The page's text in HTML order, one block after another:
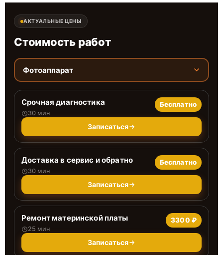
АКТУАЛЬНЫЕ ЦЕНЫ
Стоимость работ
Фотоаппарат
Срочная диагностика
30 мин
Бесплатно
Записаться
Доставка в сервис и обратно
30 мин
Бесплатно
Записаться
Ремонт материнской платы
25 мин
3300 ₽
Записаться